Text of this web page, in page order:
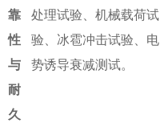
靠
性
与
耐
久
处理试验、机械载荷试
验、冰雹冲击试验、电
势诱导衰减测试。